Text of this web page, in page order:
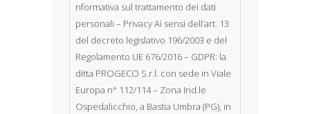
nformativa sul trattamento dei dati
personali – Privacy Ai sensi dell’art. 13
del decreto legislativo 196/2003 e del
Regolamento UE 676/2016 – GDPR: la
ditta PROGECO S.r.l. con sede in Viale
Europa n° 112/114 – Zona Ind.le
Ospedalicchio, a Bastia Umbra (PG), in